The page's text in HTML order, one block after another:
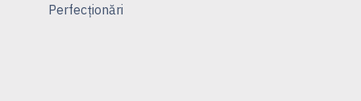
Perfecționări